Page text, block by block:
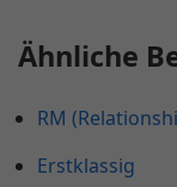
Ähnliche
RM
Erstklassig